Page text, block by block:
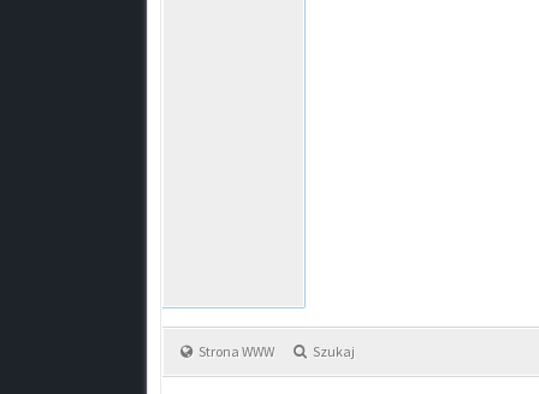
Strona WWW Szukaj